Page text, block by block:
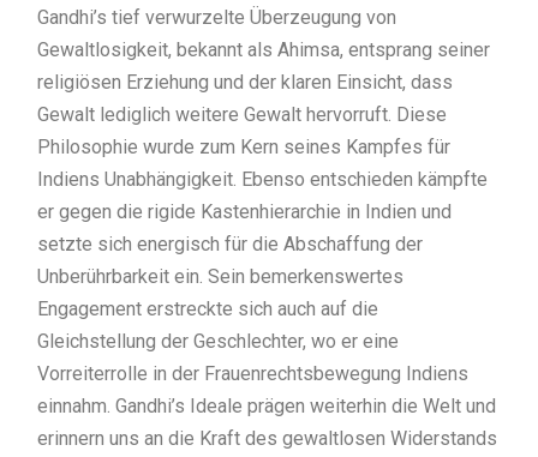
Gandhi’s tief verwurzelte Überzeugung von
Gewaltlosigkeit, bekannt als Ahimsa, entsprang seiner
religiösen Erziehung und der klaren Einsicht, dass
Gewalt lediglich weitere Gewalt hervorruft. Diese
Philosophie wurde zum Kern seines Kampfes für
Indiens Unabhängigkeit. Ebenso entschieden kämpfte
er gegen die rigide Kastenhierarchie in Indien und
setzte sich energisch für die Abschaffung der
Unberührbarkeit ein. Sein bemerkenswertes
Engagement erstreckte sich auch auf die
Gleichstellung der Geschlechter, wo er eine
Vorreiterrolle in der Frauenrechtsbewegung Indiens
einnahm. Gandhi’s Ideale prägen weiterhin die Welt und
erinnern uns an die Kraft des gewaltlosen Widerstands